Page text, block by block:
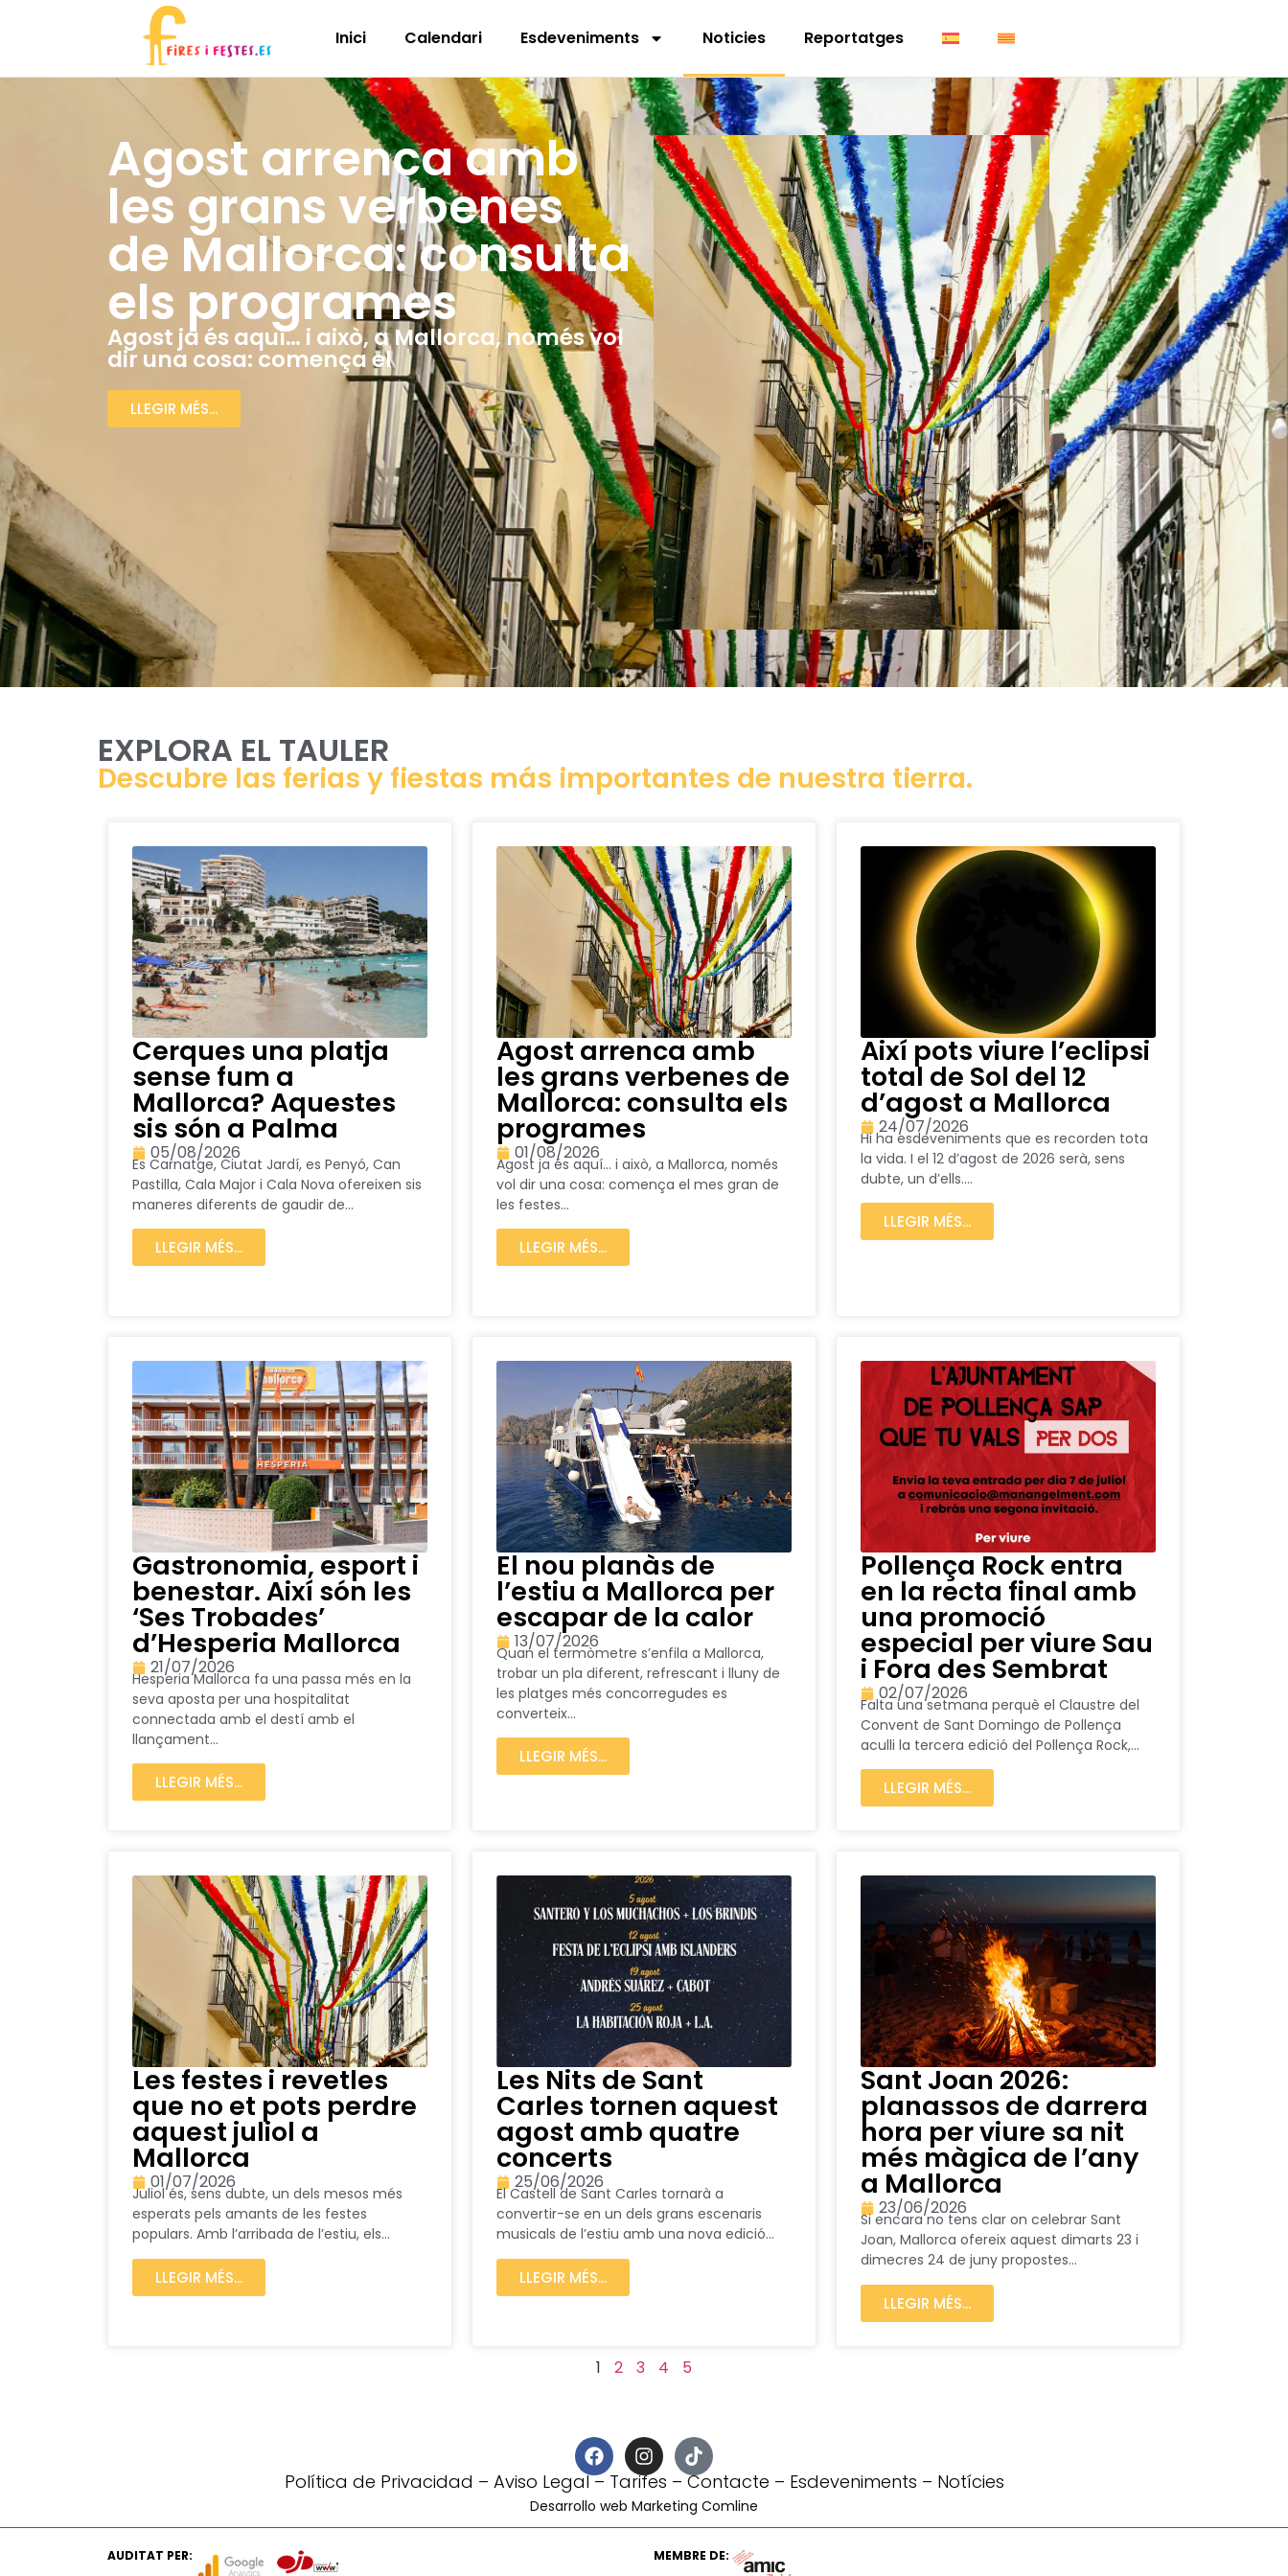
Inici Calendari Esdeveniments Noticies Reportatges
Agost arrenca amb
les grans verbenes
de Mallorca: consulta
els programes
Agost ja és aquí… i això, a Mallorca, només vol
dir una cosa: comença el
LLEGIR MÉS...
EXPLORA EL TAULER
Descubre las ferias y fiestas más importantes de nuestra tierra.
Cerques una platja
sense fum a
Mallorca? Aquestes
sis són a Palma
05/08/2026
Es Carnatge, Ciutat Jardí, es Penyó, Can
Pastilla, Cala Major i Cala Nova ofereixen sis
maneres diferents de gaudir de...
LLEGIR MÉS...
Agost arrenca amb
les grans verbenes de
Mallorca: consulta els
programes
01/08/2026
Agost ja és aquí… i això, a Mallorca, només
vol dir una cosa: comença el mes gran de
les festes...
LLEGIR MÉS...
Així pots viure l’eclipsi
total de Sol del 12
d’agost a Mallorca
24/07/2026
Hi ha esdeveniments que es recorden tota
la vida. I el 12 d’agost de 2026 serà, sens
dubte, un d’ells....
LLEGIR MÉS...
Gastronomia, esport i
benestar. Així són les
‘Ses Trobades’
d’Hesperia Mallorca
21/07/2026
Hesperia Mallorca fa una passa més en la
seva aposta per una hospitalitat
connectada amb el destí amb el
llançament...
LLEGIR MÉS...
El nou planàs de
l’estiu a Mallorca per
escapar de la calor
13/07/2026
Quan el termòmetre s’enfila a Mallorca,
trobar un pla diferent, refrescant i lluny de
les platges més concorregudes es
converteix...
LLEGIR MÉS...
Pollença Rock entra
en la recta final amb
una promoció
especial per viure Sau
i Fora des Sembrat
02/07/2026
Falta una setmana perquè el Claustre del
Convent de Sant Domingo de Pollença
aculli la tercera edició del Pollença Rock,...
LLEGIR MÉS...
Les festes i revetles
que no et pots perdre
aquest juliol a
Mallorca
01/07/2026
Juliol és, sens dubte, un dels mesos més
esperats pels amants de les festes
populars. Amb l’arribada de l’estiu, els...
LLEGIR MÉS...
Les Nits de Sant
Carles tornen aquest
agost amb quatre
concerts
25/06/2026
El Castell de Sant Carles tornarà a
convertir-se en un dels grans escenaris
musicals de l’estiu amb una nova edició...
LLEGIR MÉS...
Sant Joan 2026:
planassos de darrera
hora per viure sa nit
més màgica de l’any
a Mallorca
23/06/2026
Si encara no tens clar on celebrar Sant
Joan, Mallorca ofereix aquest dimarts 23 i
dimecres 24 de juny propostes...
LLEGIR MÉS...
1 2 3 4 5
Política de Privacidad – Aviso Legal– Tarifes –Contacte – Esdeveniments – Notícies
Desarrollo web Marketing Comline
AUDITAT PER: MEMBRE DE: